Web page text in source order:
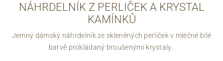
NÁHRDELNÍK Z PERLIČEK A KRYSTAL
KAMÍNKŮ
Jemný dámský náhrdelník ze skleněných perliček v mléčné bílé
barvě prokládaný broušenými krystaly.